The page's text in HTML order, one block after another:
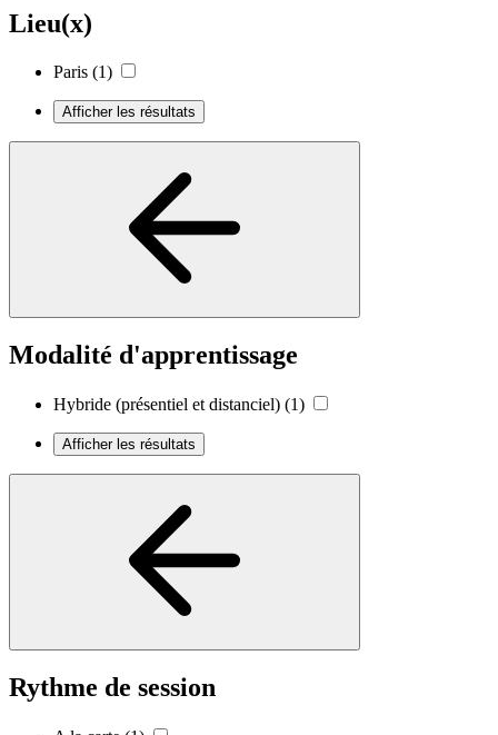
Lieu(x)
Paris (1)
Afficher les résultats
Modalité d'apprentissage
Hybride (présentiel et distanciel) (1)
Afficher les résultats
Rythme de session